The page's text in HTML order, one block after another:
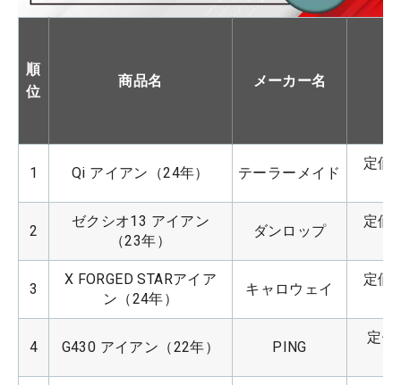
順
位
商品名 メーカー名
1 Qi アイアン（24年） テーラーメイド
定価
2
ゼクシオ13 アイアン
（23年）
ダンロップ
定価
3
X FORGED STARアイア
ン（24年）
キャロウェイ
定価
4 G430 アイアン（22年） PING
定価